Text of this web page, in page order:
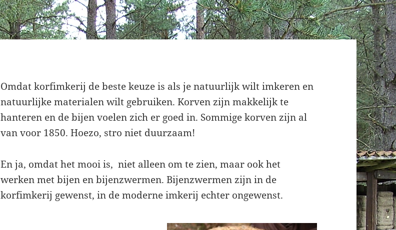
Omdat korfimkerij de beste keuze is als je natuurlijk wilt imkeren en
natuurlijke materialen wilt gebruiken. Korven zijn makkelijk te
hanteren en de bijen voelen zich er goed in. Sommige korven zijn al
van voor 1850. Hoezo, stro niet duurzaam!
En ja, omdat het mooi is, niet alleen om te zien, maar ook het
werken met bijen en bijenzwermen. Bijenzwermen zijn in de
korfimkerij gewenst, in de moderne imkerij echter ongewenst.